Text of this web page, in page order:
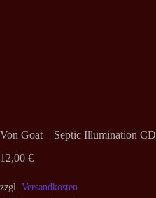
Von Goat – Septic Illumination CD
12,00 €
zzgl. Versandkosten